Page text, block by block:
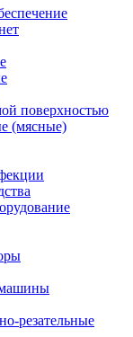
поверхностью
(мясные)
машины
резательные